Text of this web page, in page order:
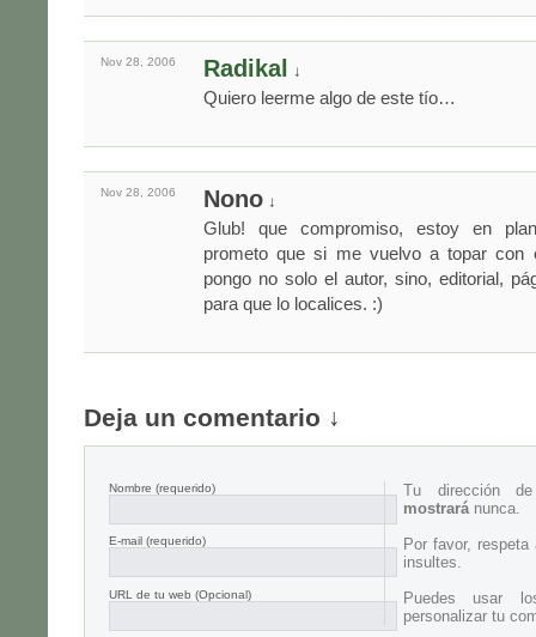
Nov 28, 2006 Radikal ↓
Quiero leerme algo de este tío…
Nov 28, 2006 Nono ↓
Glub! que compromiso, estoy en
prometo que si me vuelvo a topar con
pongo no solo el autor, sino, editorial,
para que lo localices. :)
Deja un comentario ↓
Nombre (requerido)
E-mail (requerido)
URL de tu web (Opcional)
Tu dirección
mostrará nunca.
Por favor,
insultes.
Puedes usar
personalizar tu